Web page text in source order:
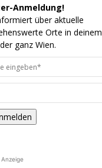
Anmeldung!
über aktuelle
Orte in deinem
ganz Wien.
Anzeige